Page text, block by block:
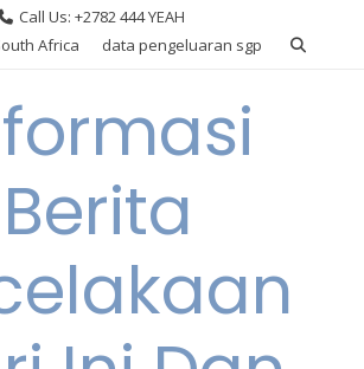
Call Us: +2782 444 YEAH
Africa
data pengeluaran sgp
Berita